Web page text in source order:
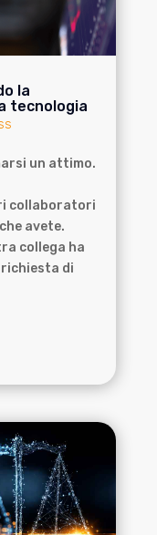
la
tecnologia
un attimo.
collaboratori
avete.
collega ha
richiesta di